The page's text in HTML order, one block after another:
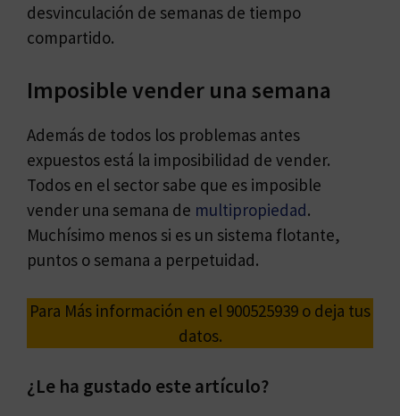
desvinculación de semanas de tiempo
compartido.
Imposible vender una semana
Además de todos los problemas antes
expuestos está la imposibilidad de vender.
Todos en el sector sabe que es imposible
vender una semana de multipropiedad.
Muchísimo menos si es un sistema flotante,
puntos o semana a perpetuidad.
Para Más información en el 900525939 o deja tus
datos.
¿Le ha gustado este artículo?